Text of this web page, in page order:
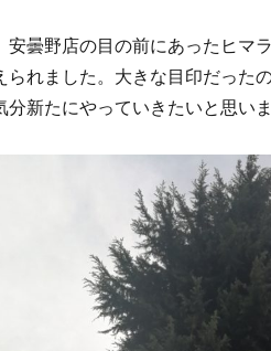
安曇野店の目の前にあったヒマ
られました。大きな目印だった
分新たにやっていきたいと思いま